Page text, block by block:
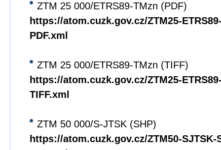
ZTM 25 000/ETRS89-TMzn (PDF)
https://atom.cuzk.gov.cz/ZTM25-
PDF.xml
ZTM 25 000/ETRS89-TMzn (TIFF)
https://atom.cuzk.gov.cz/ZTM25-
TIFF.xml
ZTM 50 000/S-JTSK (SHP)
https://atom.cuzk.gov.cz/ZTM50-SJTSK-